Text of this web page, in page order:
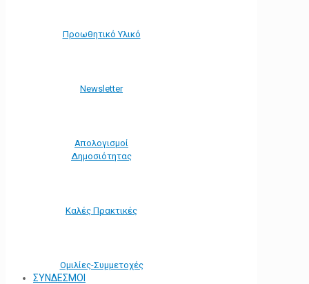
Προωθητικό Υλικό
Νewsletter
Απολογισμοί
Δημοσιότητας
Καλές Πρακτικές
Ομιλίες-Συμμετοχές
ΣΥΝΔΕΣΜΟΙ